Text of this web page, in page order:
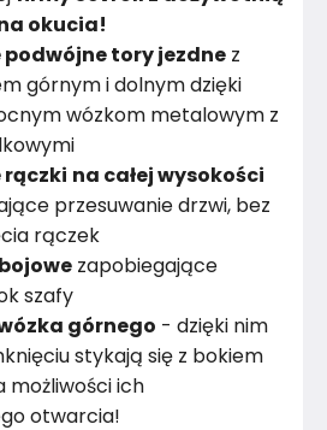
okucia!
tory jezdne z
górnym i dolnym dzięki
wózkom metalowym z
na całej wysokości
przesuwanie drzwi, bez
rączek
zapobiegające
szafy
górnego - dzięki nim
stykają się z bokiem
możliwości ich
otwarcia!